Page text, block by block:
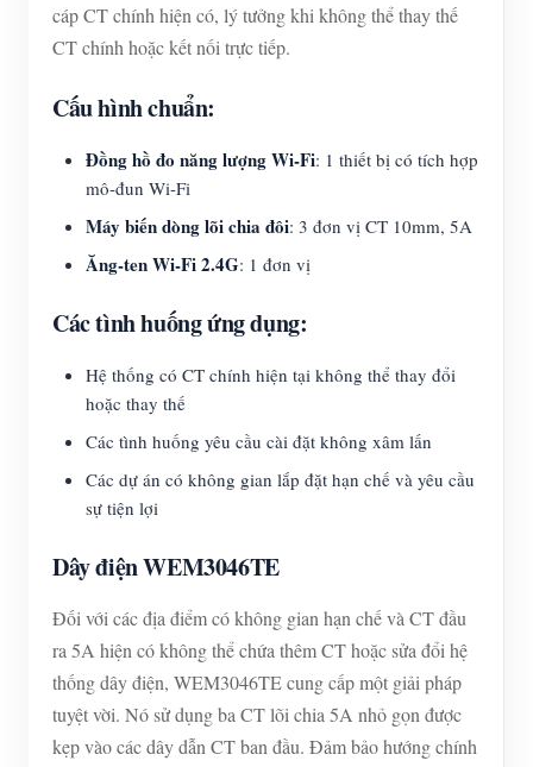
cáp CT chính hiện có, lý tưởng khi không thể thay thế
CT chính hoặc kết nối trực tiếp.
Cấu hình chuẩn:
Đồng hồ đo năng lượng Wi-Fi: 1 thiết bị có tích hợp
mô-đun Wi-Fi
Máy biến dòng lõi chia đôi: 3 đơn vị CT 10mm, 5A
Ăng-ten Wi-Fi 2.4G: 1 đơn vị
Các tình huống ứng dụng:
Hệ thống có CT chính hiện tại không thể thay đổi
hoặc thay thế
Các tình huống yêu cầu cài đặt không xâm lấn
Các dự án có không gian lắp đặt hạn chế và yêu cầu
sự tiện lợi
Dây điện WEM3046TE
Đối với các địa điểm có không gian hạn chế và CT đầu
ra 5A hiện có không thể chứa thêm CT hoặc sửa đổi hệ
thống dây điện, WEM3046TE cung cấp một giải pháp
tuyệt vời. Nó sử dụng ba CT lõi chia 5A nhỏ gọn được
kẹp vào các dây dẫn CT ban đầu. Đảm bảo hướng chính